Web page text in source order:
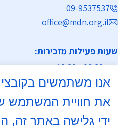
09-9537537
office@mdn.org.il
שעות פעילות מזכירות:
א-ה 08:30 - 12:30
א, ד 16:00- 18:00
את חוויית המשתמש
ידי גלישה באתר זה,